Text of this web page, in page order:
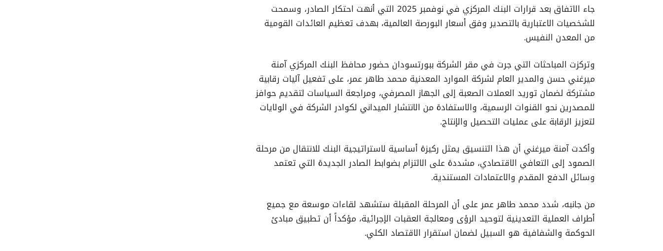
جاء الاتفاق بعد قرارات البنك المركزي في نوفمبر 2025 التي أنهت احتكار الصادر، وسمحت
للشخصيات الاعتبارية بالتصدير وفق أسعار البورصة العالمية، بهدف تعظيم العائدات القومية
من المعدن النفيس.
وتركزت المباحثات التي جرت في مقر الشركة ببورتسودان حضور محافظ البنك المركزي آمنة
ميرغني حسن والمدير العام لشركة الموارد المعدنية محمد طاهر عمر، على تفعيل آليات رقابية
مشتركة لضمان توريد العملات الصعبة إلى الجهاز المصرفي، ومراجعة السياسات لتقديم حوافز
للمصدرين نحو القنوات الرسمية، والاستفادة من الانتشار الميداني لكوادر الشركة في الولايات
لتعزيز الرقابة على عمليات التحصيل والإنتاج.
وأكدت آمنة ميرغني أن هذا التنسيق يمثل ركيزة أساسية لاستراتيجية البنك للانتقال من مرحلة
الصمود إلى التعافي الاقتصادي، مشددة على الالتزام بضوابط الصادر الجديدة التي تعتمد
وسائل الدفع المقدم والاعتمادات المستندية.
من جانبه، شدد محمد طاهر عمر على أن المرحلة المقبلة ستشهد لقاءات موسعة مع جميع
أطراف العملية التعدينية لتوحيد الرؤى ومعالجة العقبات الإجرائية، مؤكداً أن تطبيق مبادئ
الحوكمة والشفافية هو السبيل لضمان استقرار الاقتصاد الكلي.